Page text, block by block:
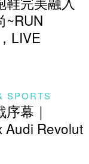
~RUN
LIVE
SPORTS
幕｜
Audi Revolut